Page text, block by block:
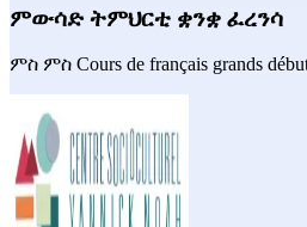
ምውሳድ ትምህርቲ ቋንቋ ፈረንሳ
ምስ ምስ Cours de français grands